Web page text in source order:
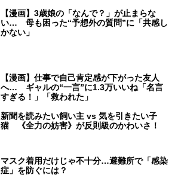
【漫画】3歳娘の「なんで？」が止まらな
い… 母も困った“予想外の質問”に「共感し
かない」
【漫画】仕事で自己肯定感が下がった友人
へ… ギャルの“一言”に1.3万いいね「名言
すぎる！」「救われた」
新聞を読みたい飼い主 vs 気を引きたい子
猫 《全力の妨害》が反則級のかわいさ！
マスク着用だけじゃ不十分…避難所で「感染
症」を防ぐには？